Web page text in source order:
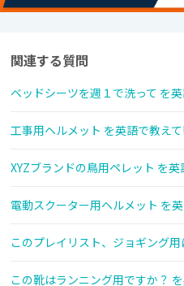
関連する質問
ベッドシーツを週１で洗って を
工事用ヘルメット を英語で教えて!
XYZブランドの鳥用ペレット を英
電動スクーター用ヘルメット を
このプレイリスト、ジョギング
この靴はランニング用ですか？